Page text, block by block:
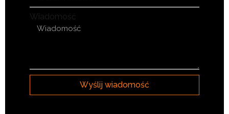
Wiadomość
Wyślij wiadomość